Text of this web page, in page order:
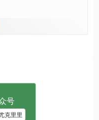
克里里